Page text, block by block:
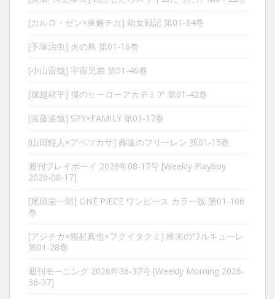
[カルロ・ゼン×東條チカ] 幼女戦記 第01-34巻
[手塚治虫] 火の鳥 第01-16巻
[小山宙哉] 宇宙兄弟 第01-46巻
[堀越耕平] 僕のヒーローアカデミア 第01-42巻
[遠藤達哉] SPY×FAMILY 第01-17巻
[山田鐘人×アベツカサ] 葬送のフリーレン 第01-15巻
週刊プレイボーイ 2026年08-17号 [Weekly Playboy
2026-08-17]
[尾田栄一郎] ONE PIECE ワンピース カラー版 第01-106
巻
[アジチカ×梅村真也×フクイタクミ] 終末のワルキューレ
第01-28巻
週刊モーニング 2026年36-37号 [Weekly Morning 2026-
36-37]